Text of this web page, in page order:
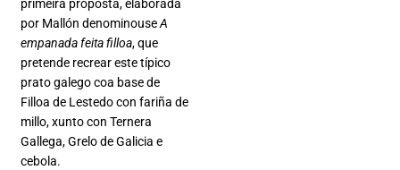
primeira proposta, elaborada
por Mallón denominouseA
empanada feita filloa, que
pretende recrear este típico
prato galego coa base de
Filloa de Lestedo con fariña de
millo, xunto con Ternera
Gallega, Grelo de Galicia e
cebola.